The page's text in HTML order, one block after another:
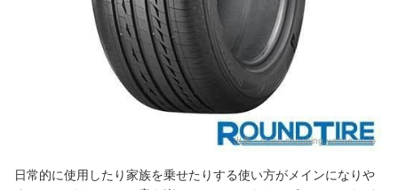
出典：store.shopping.yahoo.co.jp
日常的に使用したり家族を乗せたりする使い方がメインになりや